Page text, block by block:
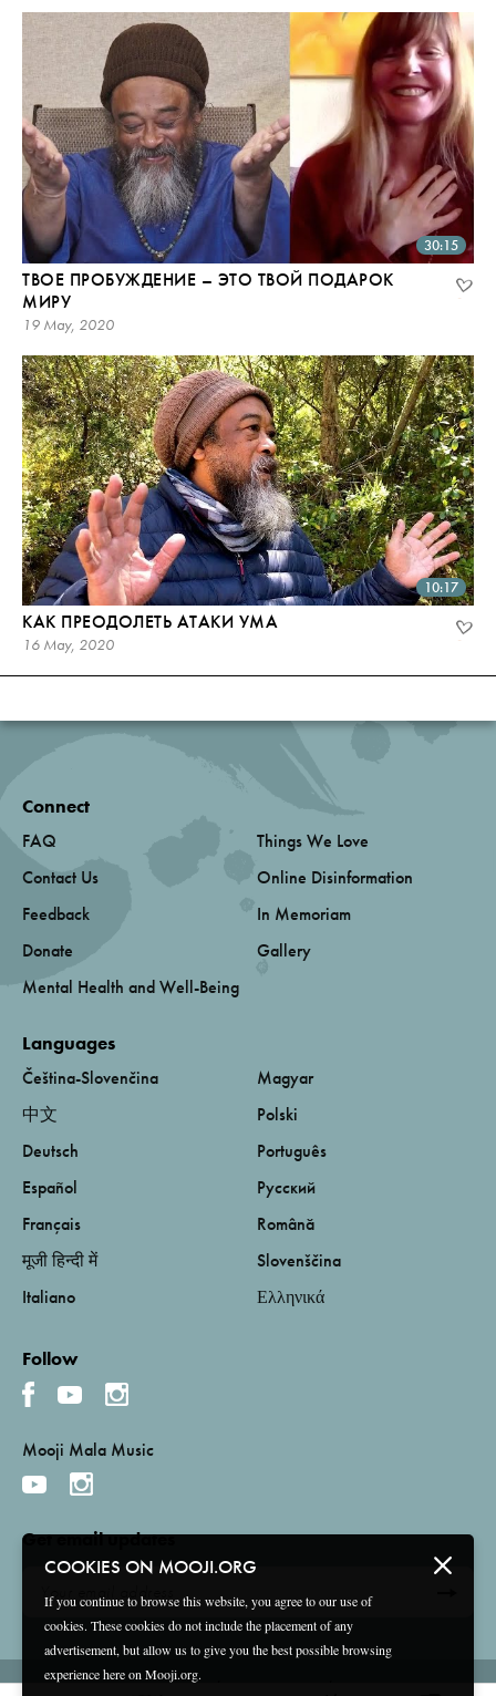
30:15
ТВОЕ ПРОБУЖДЕНИЕ – ЭТО ТВОЙ ПОДАРОК
МИРУ
19 May, 2020
10:17
КАК ПРЕОДОЛЕТЬ АТАКИ УМА
16 May, 2020
COOKIES ON MOOJI.ORG
If you continue to browse this website, you agree to our use of
cookies. These cookies do not include the placement of any
advertisement, but allow us to give you the best possible browsing
experience here on Mooji.org.
Connect
FAQ
Contact Us
Feedback
Donate
Mental Health and Well-Being
Things We Love
Online Disinformation
In Memoriam
Gallery
Languages
Čeština-Slovenčina
中文
Deutsch
Español
Français
मूजी हिन्दी में
Italiano
Magyar
Polski
Português
Русский
Română
Slovenščina
Ελληνικά
Follow
Mooji Mala Music
Get email updates
Terms and Conditions